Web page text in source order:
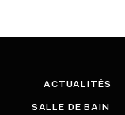
ACTUALITÉS
SALLE DE BAIN